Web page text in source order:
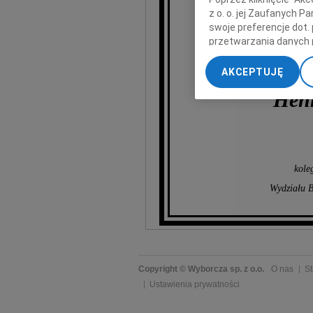
Wydziału
Copyright © Wyborcza sp. z o.o. O nas
Ustawienia prywatności
z o. o. jej Zaufanych
swoje preferencje dot.
przetwarzania danych
„Ustawienia
My, nasi Zaufani
dokładnych danych
Przechowywanie
AKCEPTUJĘ